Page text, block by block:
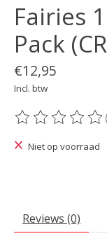
Fairies
Pack
€12,95
Incl. btw
De beoordeling
Niet op voorraad
Reviews (0)